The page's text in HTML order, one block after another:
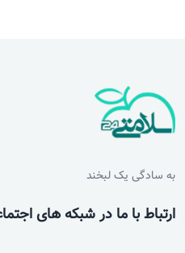
به سادگی یک لبخند
ارتباط با ما در شبکه های